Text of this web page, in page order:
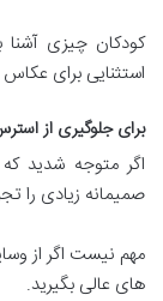
کودکان چیزی
استثنایی برای
برای جلوگیری از
اگر متوجه شدید
صمیمانه زیادی را
مهم نیست اگر از
های عالی بگیرید.